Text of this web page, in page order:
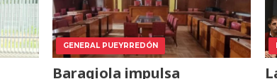
GENERAL PUEYRREDÓN
Baragiola impulsa